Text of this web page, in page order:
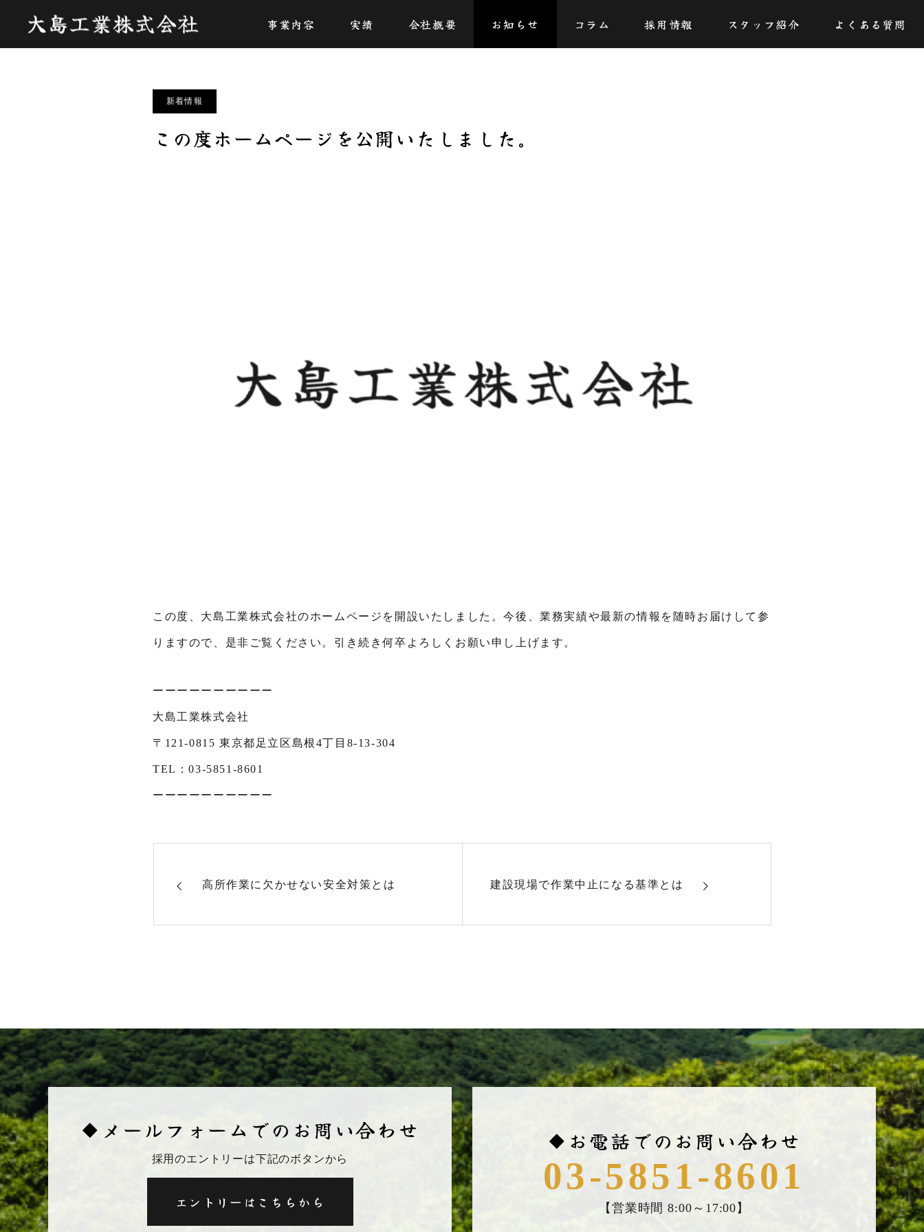
事業内容 実績 会社概要 お知らせ コラム 採用情報 スタッフ紹介 よくある質問
お知らせ この度ホームページを公開いたしました。
新着情報
この度ホームページを公開いたしました。
この度、大島工業株式会社のホームページを開設いたしました。今後、業務実績や最新の情報を随時お届けして参
りますので、是非ご覧ください。引き続き何卒よろしくお願い申し上げます。
ーーーーーーーーーー
大島工業株式会社
〒121-0815 東京都足立区島根4丁目8-13-304
TEL：03-5851-8601
ーーーーーーーーーー
高所作業に欠かせない安全対策とは 建設現場で作業中止になる基準とは
◆メールフォームでのお問い合わせ
採用のエントリーは下記のボタンから
エントリーはこちらから
◆お電話でのお問い合わせ
03-5851-8601
【営業時間 8:00～17:00】